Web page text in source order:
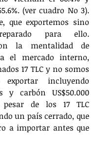
(ver cuadro No 3).
que exportemos sino
para ello.
la mentalidad de
el mercado interno,
17 TLC y no somos
exportar incluyendo
y carbón US$50.000
de los 17 TLC
un país cerrado, que
a importar antes que